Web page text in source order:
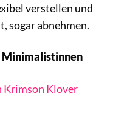
verstellen und
sogar abnehmen.
Minimalistinnen
Krimson Klover / Sportcheck
Krimson Klover